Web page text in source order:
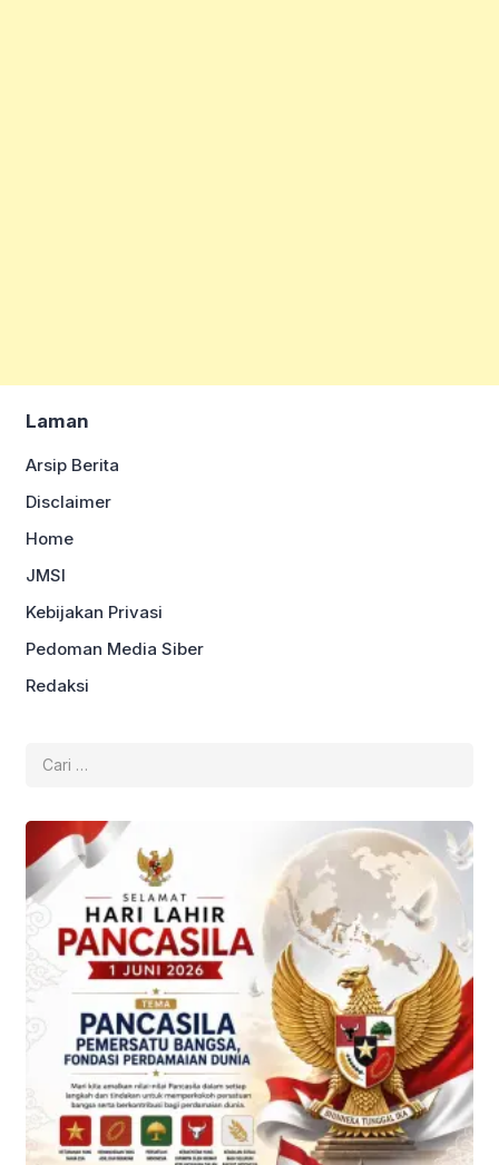
Laman
Arsip Berita
Disclaimer
Home
JMSI
Kebijakan Privasi
Pedoman Media Siber
Redaksi
untuk: